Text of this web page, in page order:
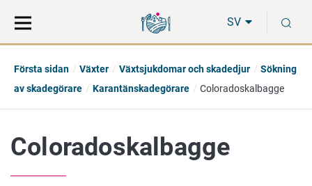
direkt
till
på
hela
SV
Första sidan Växter Växtsjukdomar och skadedjur
Sökning
av skadegörare
Karantänskadegörare Coloradoskalbagge
Coloradoskalbagge